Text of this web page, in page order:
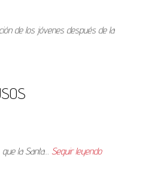
de los jóvenes después de la
la Santa… Seguir leyendo